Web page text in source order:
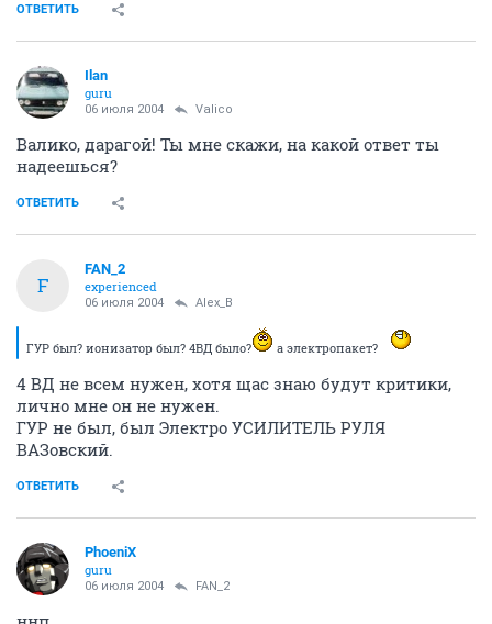
ОТВЕТИТЬ
Ilan
guru
06 июля 2004 Valico
Валико, дарагой! Ты мне скажи, на какой ответ ты
надеешься?
ОТВЕТИТЬ
F
FAN_2
experienced
06 июля 2004 Alex_B
ГУР был? ионизатор был? 4ВД было? а электропакет?
4 ВД не всем нужен, хотя щас знаю будут критики,
лично мне он не нужен.
ГУР не был, был Электро УСИЛИТЕЛЬ РУЛЯ
ВАЗовский.
ОТВЕТИТЬ
PhoeniX
guru
06 июля 2004 FAN_2